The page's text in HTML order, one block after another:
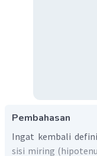
Pembahasan
Ingat kembali
sisi miring